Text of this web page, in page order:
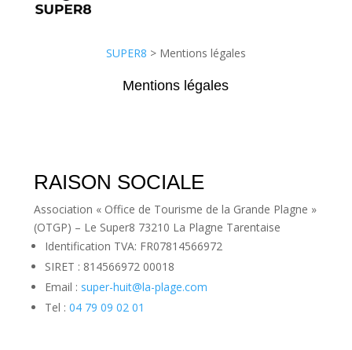
SUPER8 > Mentions légales
Mentions légales
RAISON SOCIALE
Association « Office de Tourisme de la Grande Plagne »
(OTGP) – Le Super8 73210 La Plagne Tarentaise
Identification TVA: FR07814566972
SIRET : 814566972 00018
Email : super-huit@la-plage.com
Tel : 04 79 09 02 01